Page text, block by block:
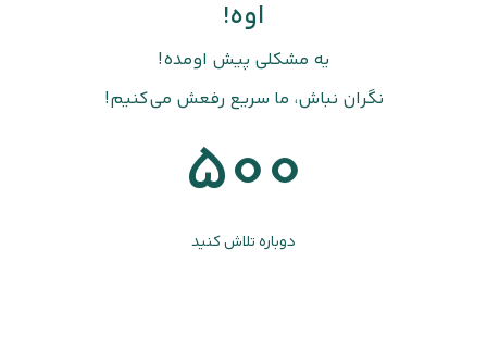
اوه!
یه مشکلی پیش اومده!
نگران نباش، ما سریع رفعش می‌کنیم!
500
دوباره تلاش کنید